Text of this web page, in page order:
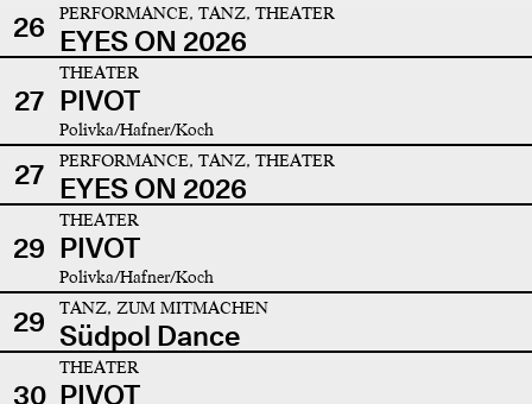
26
PERFORMANCE, TANZ, THEATER
EYES ON 2026
27
THEATER
PIVOT
Polivka/Hafner/Koch
27 PERFORMANCE, TANZ, THEATER
EYES ON 2026
29
THEATER
PIVOT
Polivka/Hafner/Koch
29 TANZ, ZUM MITMACHEN
Südpol Dance
30
THEATER
PIVOT